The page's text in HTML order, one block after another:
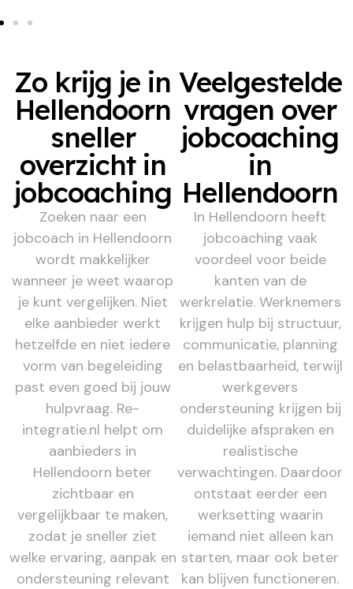
Zo krijg je in
Hellendoorn
sneller
overzicht in
jobcoaching
Zoeken naar een
jobcoach in Hellendoorn
wordt makkelijker
wanneer je weet waarop
je kunt vergelijken. Niet
elke aanbieder werkt
hetzelfde en niet iedere
vorm van begeleiding
past even goed bij jouw
hulpvraag. Re-
integratie.nl helpt om
aanbieders in
Hellendoorn beter
zichtbaar en
vergelijkbaar te maken,
zodat je sneller ziet
welke ervaring, aanpak en
ondersteuning relevant
Veelgestelde
vragen over
jobcoaching
in
Hellendoorn
In Hellendoorn heeft
jobcoaching vaak
voordeel voor beide
kanten van de
werkrelatie. Werknemers
krijgen hulp bij structuur,
communicatie, planning
en belastbaarheid, terwijl
werkgevers
ondersteuning krijgen bij
duidelijke afspraken en
realistische
verwachtingen. Daardoor
ontstaat eerder een
werksetting waarin
iemand niet alleen kan
starten, maar ook beter
kan blijven functioneren.